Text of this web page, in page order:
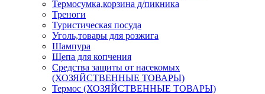
Термосумка,корзина д/пикника
Треноги
Туристическая посуда
Уголь,товары для розжига
Шампура
Щепа для копчения
Средства защиты от насекомых
(ХОЗЯЙСТВЕННЫЕ ТОВАРЫ)
Термос (ХОЗЯЙСТВЕННЫЕ ТОВАРЫ)